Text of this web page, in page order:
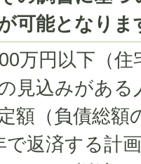
可能となりま
万円以下（
見込みがあ
額（負債総額
で返済する計